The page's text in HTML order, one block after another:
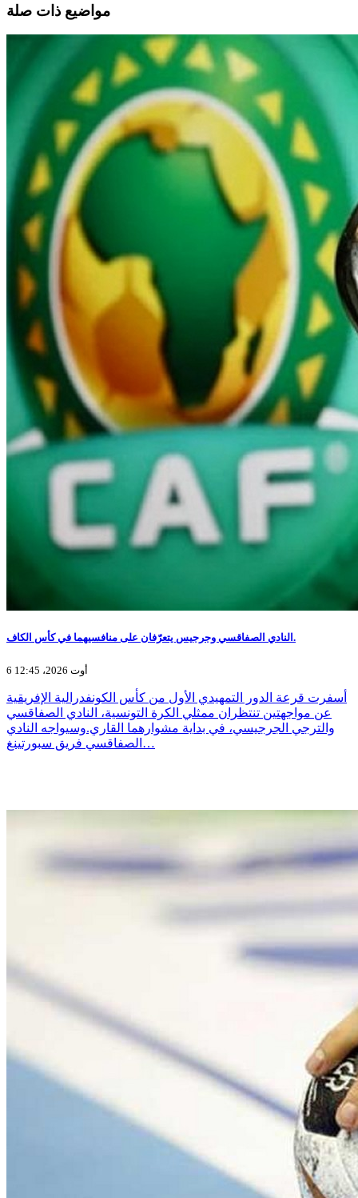
مواضيع ذات صلة
النادي الصفاقسي وجرجيس يتعرّفان على منافسيهما في كأس الكاف.
6 أوت 2026، 12:45
أسفرت قرعة الدور التمهيدي الأول من كأس الكونفدرالية الإفريقية
عن مواجهتين تنتظران ممثلي الكرة التونسية، النادي الصفاقسي
والترجي الجرجيسي، في بداية مشوارهما القاري.وسيواجه النادي
الصفاقسي فريق سبورتينغ…